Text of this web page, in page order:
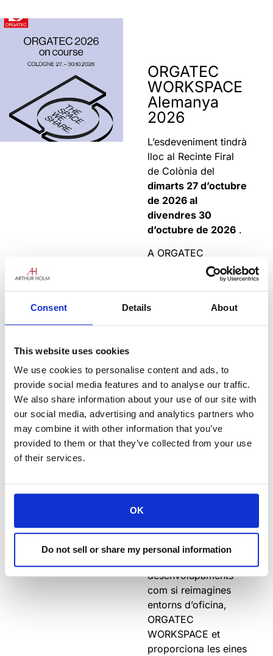
Consent Details About
This website uses cookies
We use cookies to personalise content and ads, to
provide social media features and to analyse our traffic.
We also share information about your use of our site with
our social media, advertising and analytics partners who
may combine it with other information that you’ve
provided to them or that they’ve collected from your use
of their services.
OK
Do not sell or share my personal information
ORGATEC
WORKSPACE
Alemanya
2026
L’esdeveniment tindrà
lloc al Recinte Firal
de Colònia del
dimarts 27 d’octubre
de 2026 al
divendres 30
d’octubre de 2026 .
A ORGATEC
WORKSPACE
líders de la indústria i
per millorar els teus
projectes. Aquest
esdeveniment ofereix
valuoses oportunitats
per descobrir els
productes i idees
necessitats dels teus
evolució. Tant si
treballes en
desenvolupaments
com si reimagines
entorns d’oficina,
ORGATEC
WORKSPACE et
proporciona les eines